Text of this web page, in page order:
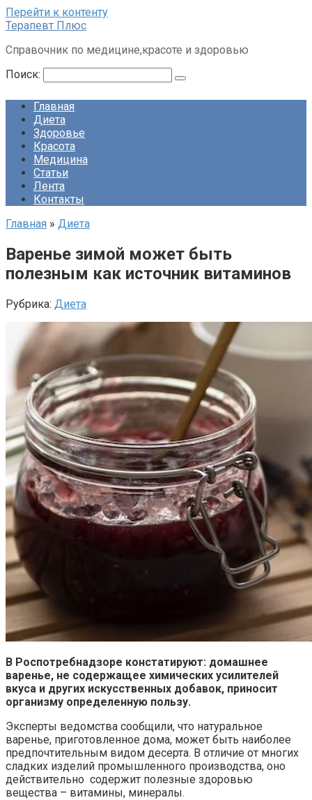
Перейти к контенту
Терапевт Плюс
Справочник по медицине,красоте и здоровью
Поиск:
Главная
Диета
Здоровье
Красота
Медицина
Статьи
Лента
Контакты
Главная » Диета
Варенье зимой может быть
полезным как источник витаминов
Рубрика: Диета
В Роспотребнадзоре констатируют: домашнее
варенье, не содержащее химических усилителей
вкуса и других искусственных добавок, приносит
организму определенную пользу.
Эксперты ведомства сообщили, что натуральное
варенье, приготовленное дома, может быть наиболее
предпочтительным видом десерта. В отличие от многих
сладких изделий промышленного производства, оно
действительно содержит полезные здоровью
вещества – витамины, минералы.